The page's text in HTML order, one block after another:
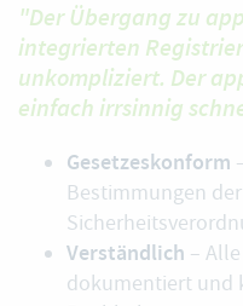
"Der Übergang zu
integrierten
unkompliziert. Der
einfach irrsinnig
Gesetzeskonform
Bestimmungen
Verständlich –
dokumentiert und